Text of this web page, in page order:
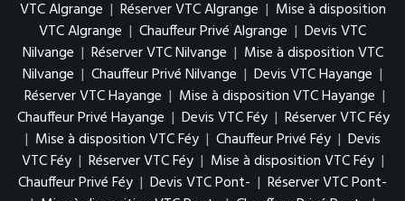
VTC Algrange | Réserver VTC Algrange | Mise à disposition
VTC Algrange | Chauffeur Privé Algrange | Devis VTC
Nilvange | Réserver VTC Nilvange | Mise à disposition VTC
Nilvange | Chauffeur Privé Nilvange | Devis VTC Hayange |
Réserver VTC Hayange | Mise à disposition VTC Hayange |
Chauffeur Privé Hayange | Devis VTC Féy | Réserver VTC Féy
| Mise à disposition VTC Féy | Chauffeur Privé Féy | Devis
VTC Féy | Réserver VTC Féy | Mise à disposition VTC Féy |
Chauffeur Privé Féy | Devis VTC Pont- | Réserver VTC Pont-